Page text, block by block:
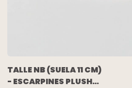
TALLE NB (SUELA 11 CM)
- ESCARPINES PLUSH